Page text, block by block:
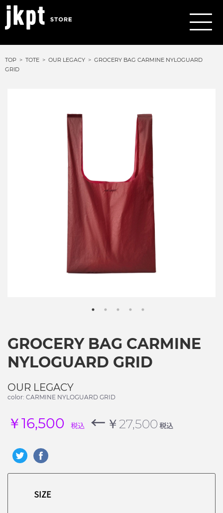
TOP TOTE OUR LEGACY
GROCERY BAG CARMINE NYLOGUARD
GRID
GROCERY BAG CARMINE
NYLOGUARD GRID
OUR LEGACY
color: CARMINE NYLOGUARD GRID
￥16,500 税込 ← ￥27,500 税込